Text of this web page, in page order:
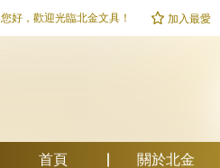
您好，歡迎光臨北金文具！  加入最愛
首頁 關於北金